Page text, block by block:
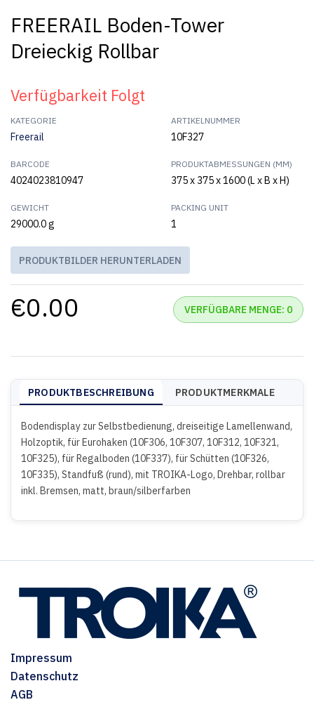
FREERAIL Boden-Tower
Dreieckig Rollbar
Verfügbarkeit Folgt
KATEGORIE
Freerail
ARTIKELNUMMER
10F327
BARCODE
4024023810947
PRODUKTABMESSUNGEN (MM)
375 x 375 x 1600 (L x B x H)
GEWICHT
29000.0 g
PACKING UNIT
1
PRODUKTBILDER HERUNTERLADEN
€0.00 VERFÜGBARE MENGE: 0
PRODUKTBESCHREIBUNG PRODUKTMERKMALE
Bodendisplay zur Selbstbedienung, dreiseitige Lamellenwand,
Holzoptik, für Eurohaken (10F306, 10F307, 10F312, 10F321,
10F325), für Regalboden (10F337), für Schütten (10F326,
10F335), Standfuß (rund), mit TROIKA-Logo, Drehbar, rollbar
inkl. Bremsen, matt, braun/silberfarben
Impressum
Datenschutz
AGB